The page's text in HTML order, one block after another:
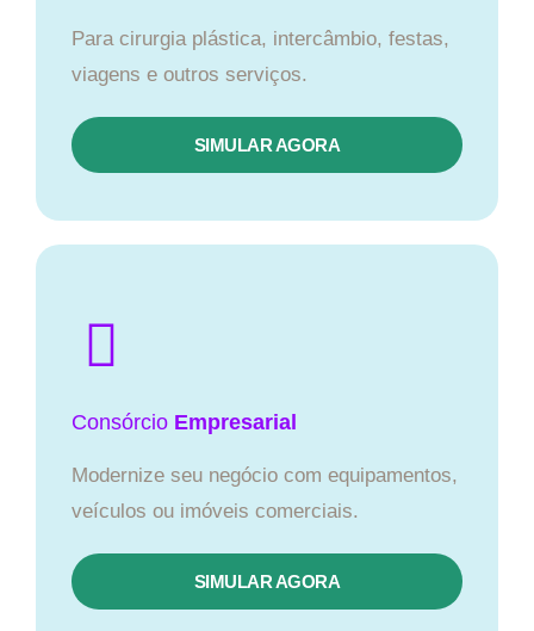
Para cirurgia plástica, intercâmbio, festas,
viagens e outros serviços.
SIMULAR AGORA
Consórcio Empresarial
Modernize seu negócio com equipamentos,
veículos ou imóveis comerciais.
SIMULAR AGORA